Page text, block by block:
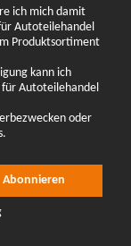
ich mich damit
Autoteilehandel
Produktsortiment
kann ich
für Autoteilehandel
oder
Abonnieren